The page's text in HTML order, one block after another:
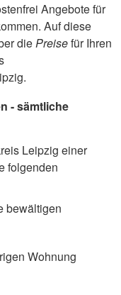
Angebote für
Auf diese
diePreisefür Ihren
- sämtliche
Leipzig einer
folgenden
bewältigen
Wohnung